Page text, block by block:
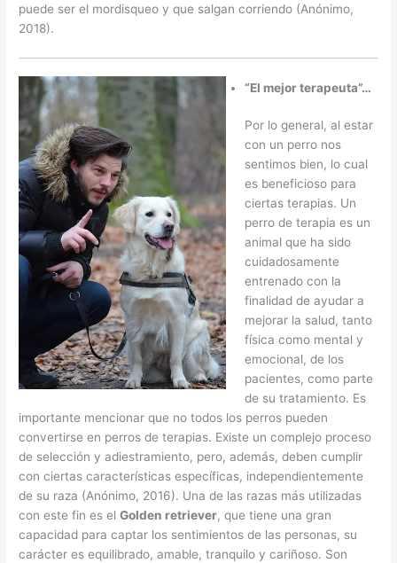
puede ser el mordisqueo y que salgan corriendo (Anónimo,
2018).
“El mejor terapeuta”…
Por lo general, al estar
con un perro nos
sentimos bien, lo cual
es beneficioso para
ciertas terapias. Un
perro de terapia es un
animal que ha sido
cuidadosamente
entrenado con la
finalidad de ayudar a
mejorar la salud, tanto
física como mental y
emocional, de los
pacientes, como parte
de su tratamiento. Es
importante mencionar que no todos los perros pueden
convertirse en perros de terapias. Existe un complejo proceso
de selección y adiestramiento, pero, además, deben cumplir
con ciertas características específicas, independientemente
de su raza (Anónimo, 2016). Una de las razas más utilizadas
con este fin es elGolden retriever, que tiene una gran
capacidad para captar los sentimientos de las personas, su
carácter es equilibrado, amable, tranquilo y cariñoso. Son